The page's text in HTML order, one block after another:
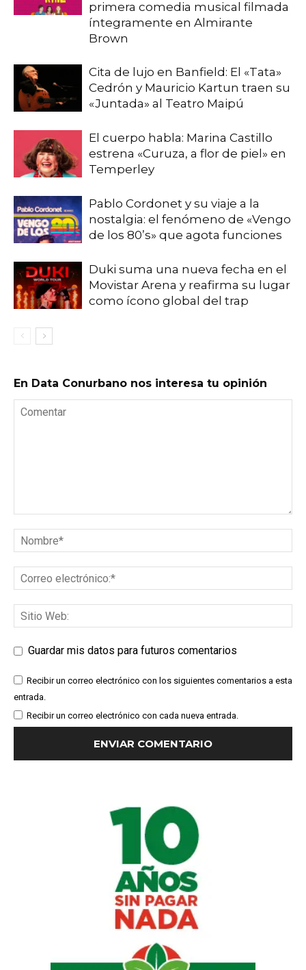
primera comedia musical filmada
íntegramente en Almirante
Brown
Cita de lujo en Banfield: El «Tata»
Cedrón y Mauricio Kartun traen su
«Juntada» al Teatro Maipú
El cuerpo habla: Marina Castillo
estrena «Curuza, a flor de piel» en
Temperley
Pablo Cordonet y su viaje a la
nostalgia: el fenómeno de «Vengo
de los 80’s» que agota funciones
Duki suma una nueva fecha en el
Movistar Arena y reafirma su lugar
como ícono global del trap
En Data Conurbano nos interesa tu opinión
Guardar mis datos para futuros comentarios
Recibir un correo electrónico con los siguientes comentarios a esta
entrada.
Recibir un correo electrónico con cada nueva entrada.